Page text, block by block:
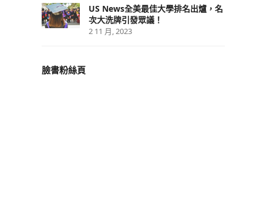
US News全美最佳大學排名出爐，名
次大洗牌引發眾議！
2 11 月, 2023
臉書粉絲頁